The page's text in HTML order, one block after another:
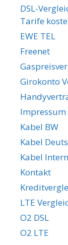
DSL-
Tarife
EWE TEL
Freenet
Girokonto
Impressum
Kabel BW
Kabel
Kabel
Kontakt
LTE
O2 DSL
O2 LTE